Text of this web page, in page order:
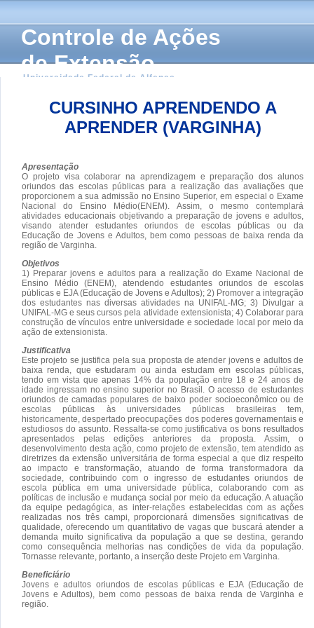
Controle de Ações
de Extensão
Universidade Federal de Alfenas
CURSINHO APRENDENDO A
APRENDER (VARGINHA)
Apresentação
O projeto visa colaborar na aprendizagem e preparação dos alunos
oriundos das escolas públicas para a realização das avaliações que
proporcionem a sua admissão no Ensino Superior, em especial o Exame
Nacional do Ensino Médio(ENEM). Assim, o mesmo contemplará
atividades educacionais objetivando a preparação de jovens e adultos,
visando atender estudantes oriundos de escolas públicas ou da
Educação de Jovens e Adultos, bem como pessoas de baixa renda da
região de Varginha.
Objetivos
1) Preparar jovens e adultos para a realização do Exame Nacional de
Ensino Médio (ENEM), atendendo estudantes oriundos de escolas
públicas e EJA (Educação de Jovens e Adultos); 2) Promover a integração
dos estudantes nas diversas atividades na UNIFAL-MG; 3) Divulgar a
UNIFAL-MG e seus cursos pela atividade extensionista; 4) Colaborar para
construção de vínculos entre universidade e sociedade local por meio da
ação de extensionista.
Justificativa
Este projeto se justifica pela sua proposta de atender jovens e adultos de
baixa renda, que estudaram ou ainda estudam em escolas públicas,
tendo em vista que apenas 14% da população entre 18 e 24 anos de
idade ingressam no ensino superior no Brasil. O acesso de estudantes
oriundos de camadas populares de baixo poder socioeconômico ou de
escolas públicas às universidades públicas brasileiras tem,
historicamente, despertado preocupações dos poderes governamentais e
estudiosos do assunto. Ressalta-se como justificativa os bons resultados
apresentados pelas edições anteriores da proposta. Assim, o
desenvolvimento desta ação, como projeto de extensão, tem atendido as
diretrizes da extensão universitária de forma especial a que diz respeito
ao impacto e transformação, atuando de forma transformadora da
sociedade, contribuindo com o ingresso de estudantes oriundos de
escola pública em uma universidade pública, colaborando com as
políticas de inclusão e mudança social por meio da educação. A atuação
da equipe pedagógica, as inter-relações estabelecidas com as ações
realizadas nos três campi, proporcionará dimensões significativas de
qualidade, oferecendo um quantitativo de vagas que buscará atender a
demanda muito significativa da população a que se destina, gerando
como consequência melhorias nas condições de vida da população.
Tornasse relevante, portanto, a inserção deste Projeto em Varginha.
Beneficiário
Jovens e adultos oriundos de escolas públicas e EJA (Educação de
Jovens e Adultos), bem como pessoas de baixa renda de Varginha e
região.